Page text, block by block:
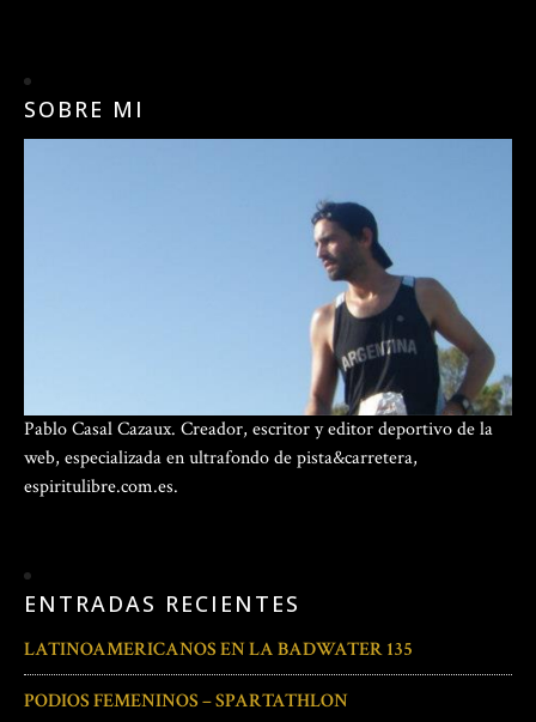
SOBRE MI
Pablo Casal Cazaux. Creador, escritor y editor deportivo de la
web, especializada en ultrafondo de pista&carretera,
espiritulibre.com.es.
ENTRADAS RECIENTES
LATINOAMERICANOS EN LA BADWATER 135
PODIOS FEMENINOS – SPARTATHLON